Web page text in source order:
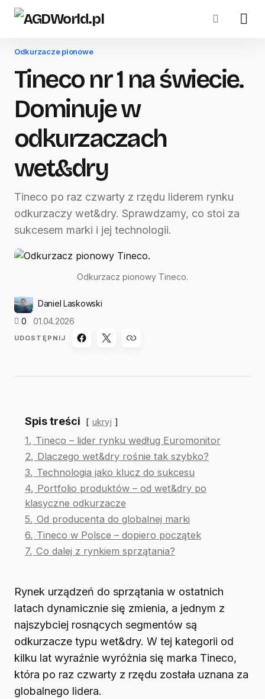
Odkurzacze pionowe
Tineco nr 1 na świecie.
Dominuje w
odkurzaczach
wet&dry
Tineco po raz czwarty z rzędu liderem rynku
odkurzaczy wet&dry. Sprawdzamy, co stoi za
sukcesem marki i jej technologii.
Odkurzacz pionowy Tineco.
Daniel Laskowski
0
01.04.2026
UDOSTĘPNIJ
Spis treści ukryj
1. Tineco – lider rynku według Euromonitor
2. Dlaczego wet&dry rośnie tak szybko?
3. Technologia jako klucz do sukcesu
4. Portfolio produktów – od wet&dry po
klasyczne odkurzacze
5. Od producenta do globalnej marki
6. Tineco w Polsce – dopiero początek
7. Co dalej z rynkiem sprzątania?
Rynek urządzeń do sprzątania w ostatnich
latach dynamicznie się zmienia, a jednym z
najszybciej rosnących segmentów są
odkurzacze typu wet&dry. W tej kategorii od
kilku lat wyraźnie wyróżnia się marka Tineco,
która po raz czwarty z rzędu została uznana za
globalnego lidera.